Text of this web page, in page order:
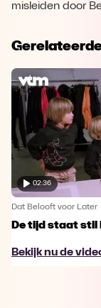
misleiden door
02:36
Dat Belooft voor Later
De tijd staat stil
Bekijk nu de